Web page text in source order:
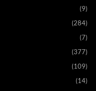
(9)
(284)
(7)
(377)
(109)
(14)